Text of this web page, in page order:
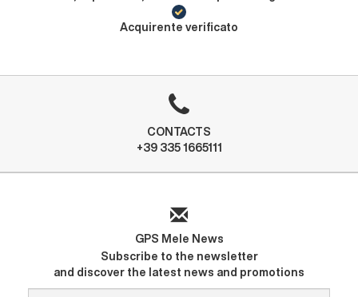
Acquirente verificato
CONTACTS
+39 335 1665111
GPS Mele News
Subscribe to the newsletter
and discover the latest news and promotions